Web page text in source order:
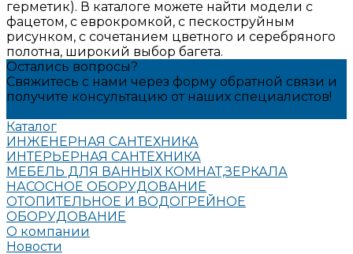
герметик). В каталоге можете найти модели с
фацетом, с еврокромкой, с пескоструйным
рисунком, с сочетанием цветного и серебряного
полотна, широкий выбор багета.
Остались вопросы?
Свяжитесь с нами через форму обратной связи и
получите консультацию от наших специалистов!
Каталог
ИНЖЕНЕРНАЯ САНТЕХНИКА
ИНТЕРЬЕРНАЯ САНТЕХНИКА
МЕБЕЛЬ ДЛЯ ВАННЫХ КОМНАТ,ЗЕРКАЛА
НАСОСНОЕ ОБОРУДОВАНИЕ
ОТОПИТЕЛЬНОЕ И ВОДОГРЕЙНОЕ
ОБОРУДОВАНИЕ
О компании
Новости